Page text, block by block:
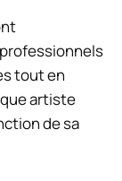
tout en
artiste
de sa